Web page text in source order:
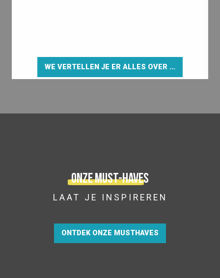
WE VERTELLEN JE ER ALLES OVER ...
Onze must-haves
LAAT JE INSPIREREN
ONTDEK ONZE MUSTHAVES